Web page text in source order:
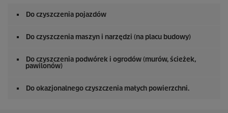
Do czyszczenia pojazdów
Do czyszczenia maszyn i narzędzi (na placu budowy)
Do czyszczenia podwórek i ogrodów (murów, ścieżek,
pawilonów)
Do okazjonalnego czyszczenia małych powierzchni.